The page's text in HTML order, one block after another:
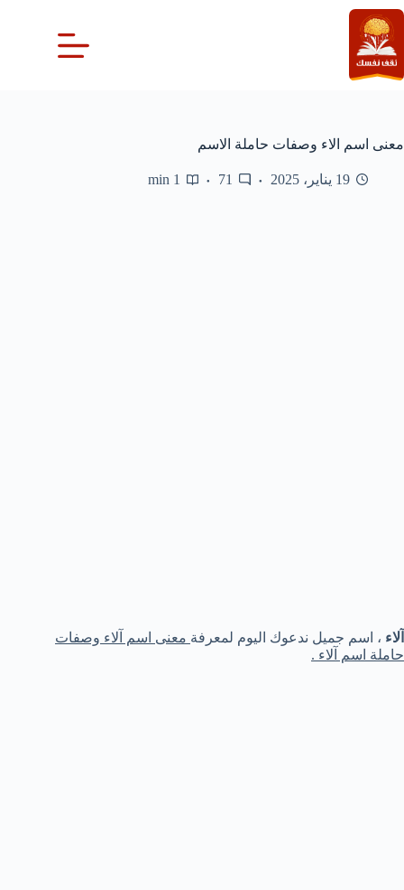
التجاوز
إلى
المحتوى
معنى اسم الاء وصفات حاملة الاسم
19 يناير، 2025 71
1 min
آلاء ، اسم جميل ندعوك اليوم لمعرفة معنى اسم آلاء وصفات
حاملة اسم آلاء .